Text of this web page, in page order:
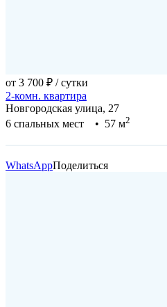
от 3 700 ₽ / сутки
2-комн. квартира
Новгородская улица, 27
6 спальных мест • 57 м2
WhatsAppПоделиться